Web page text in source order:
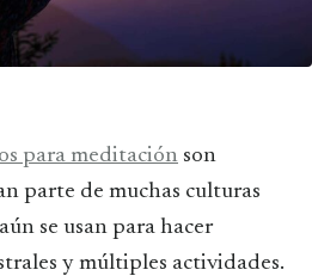
para meditación son
parte de muchas culturas
se usan para hacer
y múltiples actividades.